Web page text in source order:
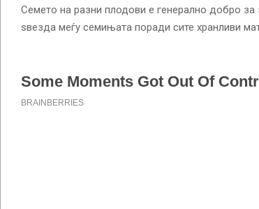
Семето на разни плодови е генерално добро за
sвезда меѓу семињата поради сите хранливи